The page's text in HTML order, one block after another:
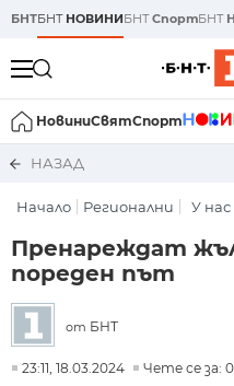
БНТБНТ НОВИНИБНТСпортБНТ
НовиниСвятСпорт
НАЗАД
Начало Регионални У нас
Пренареждат
пореден път
от БНТ
23:11, 18.03.2024 Чете се за: